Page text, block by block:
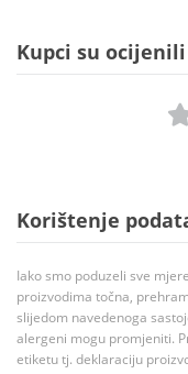
Kupci su ocijenili
Korištenje
Iako smo poduzeli sve
proizvodima točna,
slijedom navedenoga
alergeni mogu promjeniti.
etiketu tj. deklaraciju